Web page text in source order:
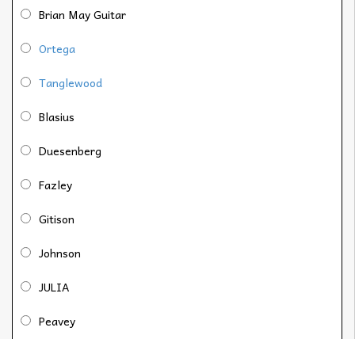
Brian May Guitar
Ortega
Tanglewood
Blasius
Duesenberg
Fazley
Gitison
Johnson
JULIA
Peavey